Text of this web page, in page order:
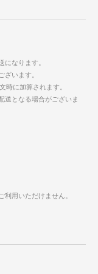
なります。
います。
に加算されます。
となる場合がございま
利用いただけません。